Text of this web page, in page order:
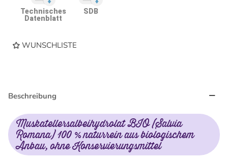
Technisches
Datenblatt
SDB
WUNSCHLISTE
Beschreibung
Muskatellersalbeihydrolat BIO (Salvia
Romana) 100 % naturrein aus biologischem
Anbau, ohne Konservierungsmittel